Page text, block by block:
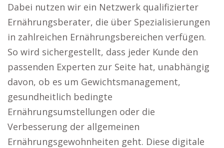
Dabei nutzen wir ein Netzwerk qualifizierter
Ernährungsberater, die über Spezialisierungen
in zahlreichen Ernährungsbereichen verfügen.
So wird sichergestellt, dass jeder Kunde den
passenden Experten zur Seite hat, unabhängig
davon, ob es um Gewichtsmanagement,
gesundheitlich bedingte
Ernährungsumstellungen oder die
Verbesserung der allgemeinen
Ernährungsgewohnheiten geht. Diese digitale